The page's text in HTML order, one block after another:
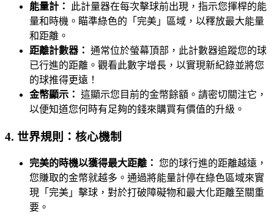
能量計：
此計量器在每次擊球前出現，指示您揮桿的能
量和時機。瞄準綠色的「完美」區域，以釋放最大能量
和距離。
距離計數器： 通常位於螢幕頂部，此計數器追蹤您的球
已行進的距離。觀看此數字增長，以實現新紀錄並將您
的球推得更遠！
金幣顯示： 這顯示您目前的金幣餘額。請密切關注它，
以便知道您何時有足夠的錢來購買有價值的升級。
4. 世界規則：核心機制
完美的時機以獲得最大距離： 您的球行進的距離越遠，
您賺取的金幣就越多。通過將能量計停在綠色區域來實
現「完美」擊球，對於打破障礙物和最大化距離至關重
要。